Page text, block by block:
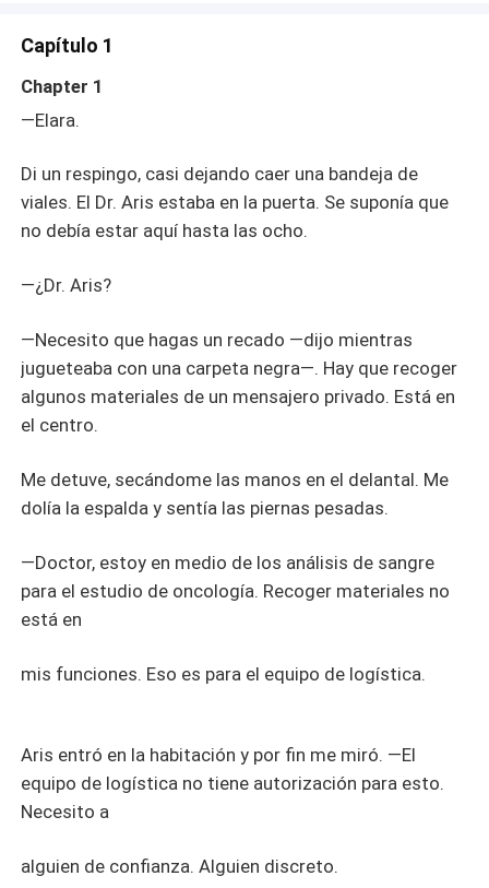
Capítulo 1
Chapter 1
—Elara.
Di un respingo, casi dejando caer una bandeja de
viales. El Dr. Aris estaba en la puerta. Se suponía que
no debía estar aquí hasta las ocho.
—¿Dr. Aris?
—Necesito que hagas un recado —dijo mientras
jugueteaba con una carpeta negra—. Hay que recoger
algunos materiales de un mensajero privado. Está en
el centro.
Me detuve, secándome las manos en el delantal. Me
dolía la espalda y sentía las piernas pesadas.
—Doctor, estoy en medio de los análisis de sangre
para el estudio de oncología. Recoger materiales no
está en
mis funciones. Eso es para el equipo de logística.
Aris entró en la habitación y por fin me miró. —El
equipo de logística no tiene autorización para esto.
Necesito a
alguien de confianza. Alguien discreto.